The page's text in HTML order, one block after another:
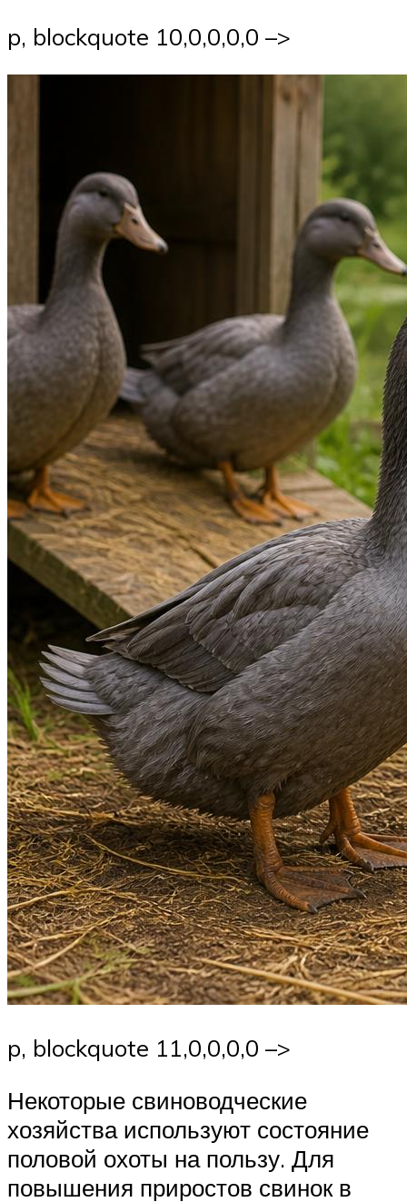
p, blockquote 10,0,0,0,0 –>
p, blockquote 11,0,0,0,0 –>
Некоторые свиноводческие
хозяйства используют состояние
половой охоты на пользу. Для
повышения приростов свинок в